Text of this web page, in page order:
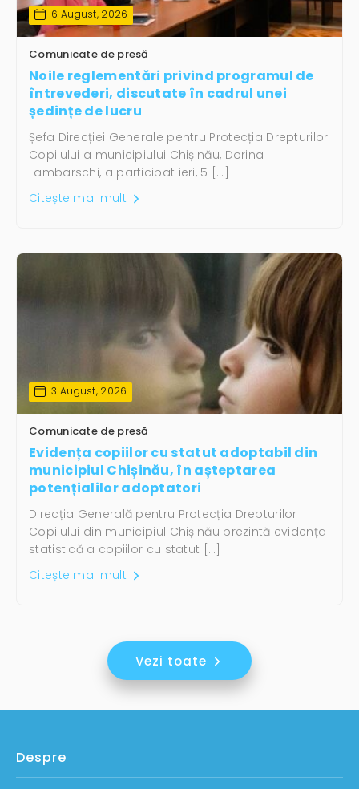
6 August, 2026
Comunicate de presă
Noile reglementări privind programul de
întrevederi, discutate în cadrul unei
ședințe de lucru
Șefa Direcției Generale pentru Protecția Drepturilor
Copilului a municipiului Chișinău, Dorina
Lambarschi, a participat ieri, 5 […]
Citește mai mult
3 August, 2026
Comunicate de presă
Evidența copiilor cu statut adoptabil din
municipiul Chișinău, în așteptarea
potențialilor adoptatori
Direcția Generală pentru Protecția Drepturilor
Copilului din municipiul Chișinău prezintă evidența
statistică a copiilor cu statut […]
Citește mai mult
Vezi toate
Despre